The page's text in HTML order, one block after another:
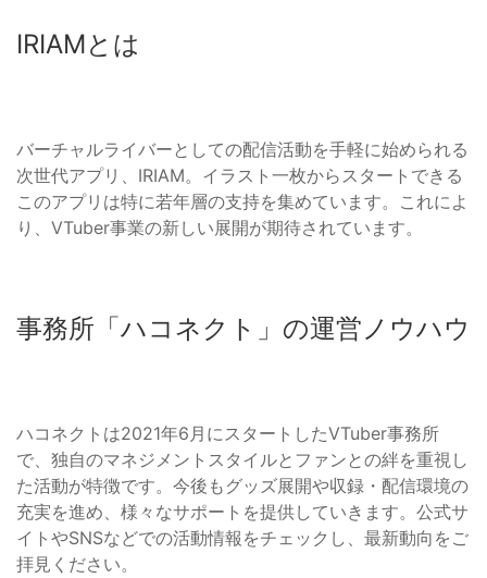
IRIAMとは
バーチャルライバーとしての配信活動を手軽に始められる
次世代アプリ、IRIAM。イラスト一枚からスタートできる
このアプリは特に若年層の支持を集めています。これによ
り、VTuber事業の新しい展開が期待されています。
事務所「ハコネクト」の運営ノウハウ
ハコネクトは2021年6月にスタートしたVTuber事務所
で、独自のマネジメントスタイルとファンとの絆を重視し
た活動が特徴です。今後もグッズ展開や収録・配信環境の
充実を進め、様々なサポートを提供していきます。公式サ
イトやSNSなどでの活動情報をチェックし、最新動向をご
拝見ください。